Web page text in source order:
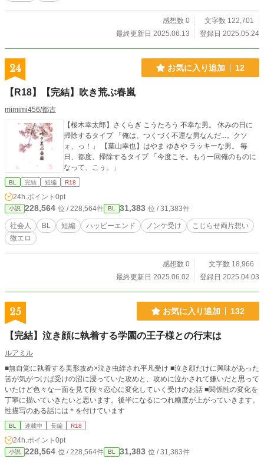
感想数 0
文字数 122,701
最終更新日 2025.06.13
登録日 2025.05.24
24 お気に入り追加 12
【R18】【完結】吹き荒ぶ春嵐
mimimi456/都古
【桜木幸太郎】さくらぎ こうたろう 不幸な男。 休みの日に
掃除するタイプ 「俺は、つくづく不運な男なんだ...。クソ
ォ、っ！」 【葉山幸也】はやま ゆきや ラッキーな男。 毎
日、都度、掃除するタイプ 「今度こそ。もう一回俺のものに
なって、こぅ。」
BL 完結 短編 R18
24h.ポイント 0pt
小説 228,564 位 / 228,564件 BL 31,383 位 / 31,383件
社会人 BL 短編 ハッピーエンド ノンケ受け
こじらせ両片想い
微エロ
感想数 0
文字数 18,966
最終更新日 2025.06.02
登録日 2025.04.03
25 お気に入り追加 132
【完結】泣き顔に執着する学園の王子様との行末は
ルアミル
■無自覚に執着する美形攻め×泣き虫絆され平凡受け ■泣き顔だけに興味があった
筈が気がつけば受けの沼に浸っていた攻めと、攻めに泣かされて嫌いだと思って
いたけど色々な一面を見て段々恋心に変化していく受けのお話 ■関係性の変化を
丁寧に描いていきたいと思います。後半になるにつれ糖度が上がっていきます。
性描写のある話には＊を付けています
BL 連載中 長編 R18
24h.ポイント 0pt
小説 228,564 位 / 228,564件 BL 31,383 位 / 31,383件